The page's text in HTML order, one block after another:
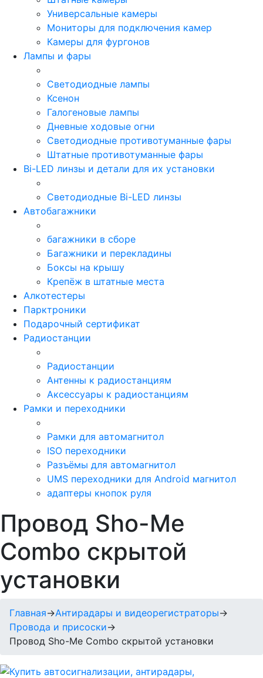
Универсальные камеры
Мониторы для подключения камер
Камеры для фургонов
Лампы и фары
Светодиодные лампы
Ксенон
Галогеновые лампы
Дневные ходовые огни
Светодиодные противотуманные фары
Штатные противотуманные фары
Bi-LED линзы и детали для их установки
Светодиодные Bi-LED линзы
Автобагажники
багажники в сборе
Багажники и перекладины
Боксы на крышу
Крепёж в штатные места
Алкотестеры
Парктроники
Подарочный сертификат
Радиостанции
Радиостанции
Антенны к радиостанциям
Аксессуары к радиостанциям
Рамки и переходники
Рамки для автомагнитол
ISO переходники
Разъёмы для автомагнитол
UMS переходники для Android магнитол
адаптеры кнопок руля
Провод Sho-Me
Combo скрытой
установки
Главная→Антирадары и видеорегистраторы→
Провода и присоски→
Провод Sho-Me Combo скрытой установки